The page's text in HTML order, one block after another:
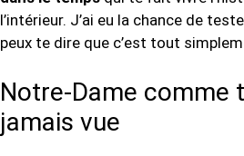
l’intérieur. J’ai eu la chance de
peux te dire que c’est tout
Notre-Dame comme
jamais vue